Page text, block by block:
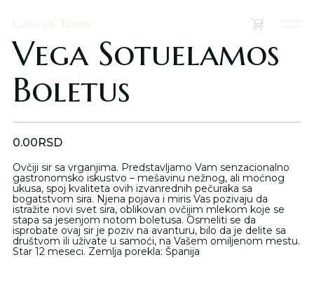
Vega Sotuelamos
Boletus
0.00RSD
Ovčiji sir sa vrganjima. Predstavljamo Vam senzacionalno
gastronomsko iskustvo – mešavinu nežnog, ali moćnog
ukusa, spoj kvaliteta ovih izvanrednih pečuraka sa
bogatstvom sira. Njena pojava i miris Vas pozivaju da
istražite novi svet sira, oblikovan ovčijim mlekom koje se
stapa sa jesenjom notom boletusa. Osmeliti se da
isprobate ovaj sir je poziv na avanturu, bilo da je delite sa
društvom ili uživate u samoći, na Vašem omiljenom mestu.
Star 12 meseci. Zemlja porekla: Španija